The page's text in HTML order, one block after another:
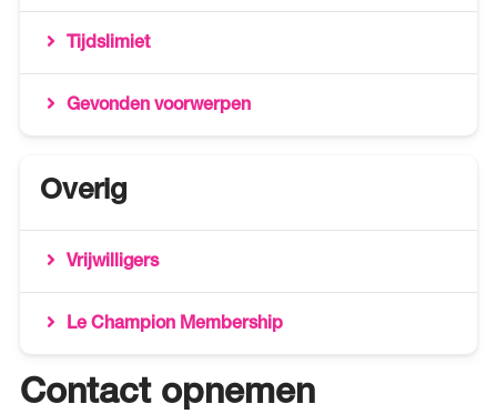
Tijdslimiet
Gevonden voorwerpen
Overig
Vrijwilligers
Le Champion Membership
Contact opnemen